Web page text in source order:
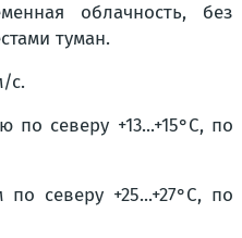
облачность, без
туман.
с.
по северу +13...+15°С, по
северу +25...+27°С, по